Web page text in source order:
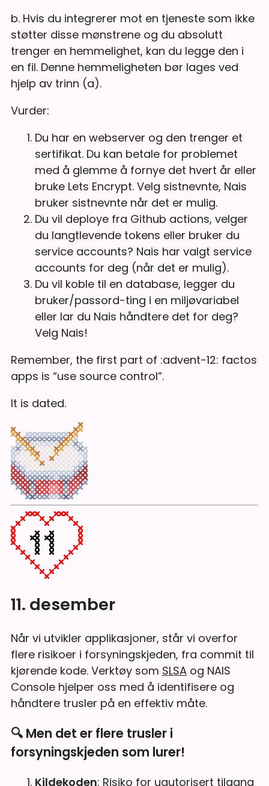
b. Hvis du integrerer mot en tjeneste som ikke
støtter disse mønstrene og du absolutt
trenger en hemmelighet, kan du legge den i
en fil. Denne hemmeligheten bør lages ved
hjelp av trinn (a).
Vurder:
Du har en webserver og den trenger et
sertifikat. Du kan betale for problemet
med å glemme å fornye det hvert år eller
bruke Lets Encrypt. Velg sistnevnte, Nais
bruker sistnevnte når det er mulig.
Du vil deploye fra Github actions, velger
du langtlevende tokens eller bruker du
service accounts? Nais har valgt service
accounts for deg (når det er mulig).
Du vil koble til en database, legger du
bruker/passord-ting i en miljøvariabel
eller lar du Nais håndtere det for deg?
Velg Nais!
Remember, the first part of :advent-12: factos
apps is “use source control”.
It is dated.
11. desember
Når vi utvikler applikasjoner, står vi overfor
flere risikoer i forsyningskjeden, fra commit til
kjørende kode. Verktøy som SLSAog NAIS
Console hjelper oss med å identifisere og
håndtere trusler på en effektiv måte.
🔍 Men det er flere trusler i
forsyningskjeden som lurer!
Kildekoden: Risiko for uautorisert tilgang